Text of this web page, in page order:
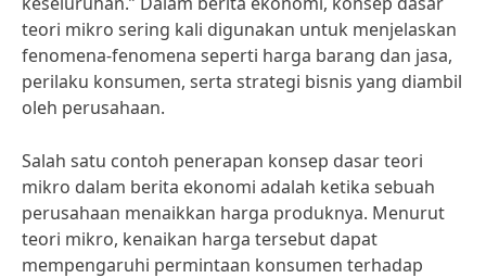
teori mikro sering kali digunakan untuk menjelaskan
fenomena-fenomena seperti harga barang dan jasa,
perilaku konsumen, serta strategi bisnis yang diambil
oleh perusahaan.
Salah satu contoh penerapan konsep dasar teori
mikro dalam berita ekonomi adalah ketika sebuah
perusahaan menaikkan harga produknya. Menurut
teori mikro, kenaikan harga tersebut dapat
mempengaruhi permintaan konsumen terhadap